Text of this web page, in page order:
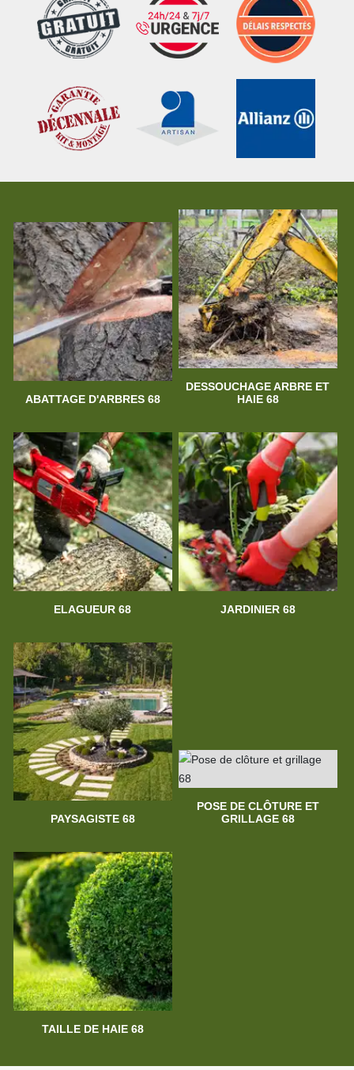
ABATTAGE D'ARBRES 68
DESSOUCHAGE ARBRE ET
HAIE 68
ELAGUEUR 68 JARDINIER 68
PAYSAGISTE 68
POSE DE CLÔTURE ET
GRILLAGE 68
TAILLE DE HAIE 68